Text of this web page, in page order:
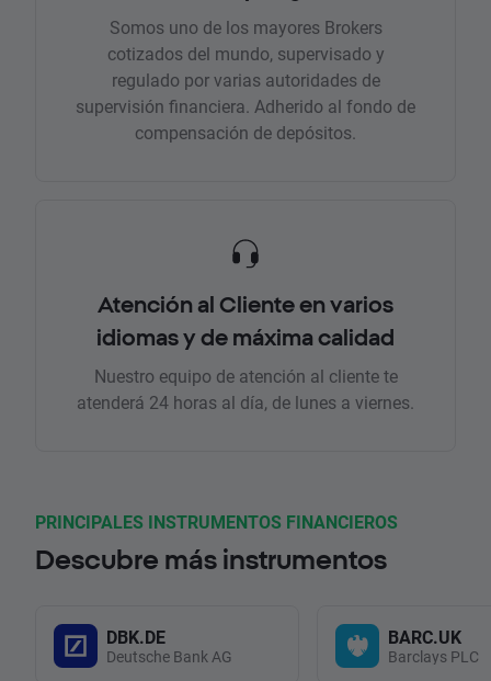
Somos uno de los mayores Brokers
cotizados del mundo, supervisado y
regulado por varias autoridades de
supervisión financiera. Adherido al fondo de
compensación de depósitos.
Atención al Cliente en varios
idiomas y de máxima calidad
Nuestro equipo de atención al cliente te
atenderá 24 horas al día, de lunes a viernes.
PRINCIPALES INSTRUMENTOS FINANCIEROS
Descubre más instrumentos
DBK.DE
Deutsche Bank AG
BARC.UK
Barclays PLC